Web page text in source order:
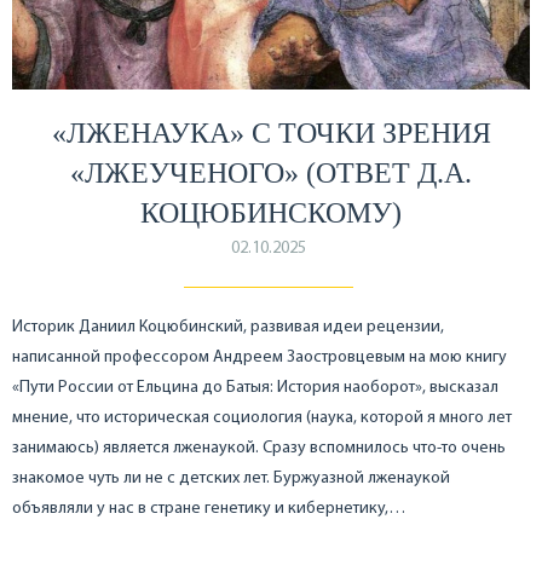
«ЛЖЕНАУКА» С ТОЧКИ ЗРЕНИЯ
«ЛЖЕУЧЕНОГО» (ОТВЕТ Д.А.
КОЦЮБИНСКОМУ)
02.10.2025
Историк Даниил Коцюбинский, развивая идеи рецензии,
написанной профессором Андреем Заостровцевым на мою книгу
«Пути России от Ельцина до Батыя: История наоборот», высказал
мнение, что историческая социология (наука, которой я много лет
занимаюсь) является лженаукой. Сразу вспомнилось что-то очень
знакомое чуть ли не с детских лет. Буржуазной лженаукой
объявляли у нас в стране генетику и кибернетику,…